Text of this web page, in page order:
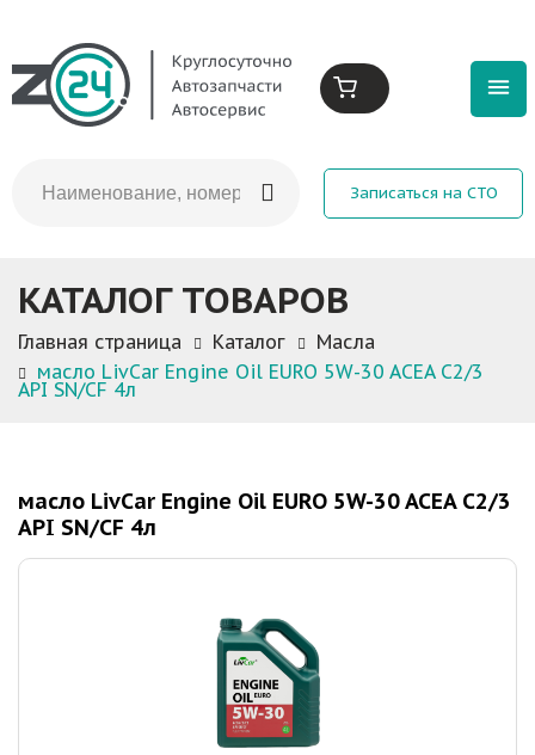
Записаться на СТО
КАТАЛОГ ТОВАРОВ
Главная страница Каталог
Масла
масло LivCar Engine Oil EURO 5W-30 ACEA C2/3
API SN/CF 4л
масло LivCar Engine Oil EURO 5W-30 ACEA C2/3
API SN/CF 4л